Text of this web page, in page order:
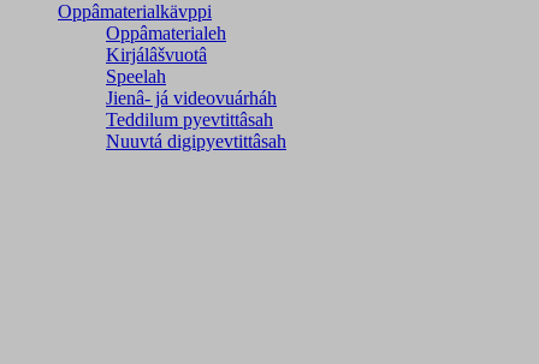
Oppâmaterialkävppi
Oppâmaterialeh
Kirjálâšvuotâ
Speelah
Jienâ- já videovuárháh
Teddilum pyevtittâsah
Nuuvtá digipyevtittâsah